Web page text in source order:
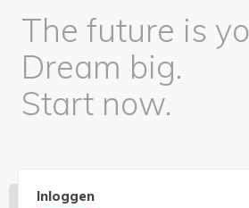
The future is
Dream big.
Start now.
Inloggen